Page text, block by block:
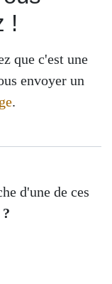
!
que c'est une
envoyer un
.
d'une de ces